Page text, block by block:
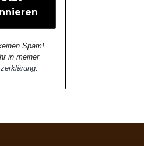
Spam!
in meiner
.